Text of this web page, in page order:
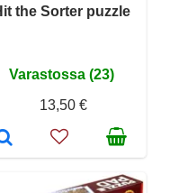
the Sorter puzzle
Varastossa (23)
13,50 €